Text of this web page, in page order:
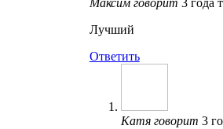
Максим говорит 3 года
Лучший
Ответить
Катя говорит 3